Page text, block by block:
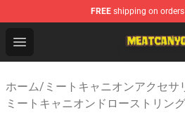
FREE shipping on
Open menu
MeatCanyon Shop - Official
ホーム/ ミートキャニオンアクセサ
ミートキャニオンドローストリン